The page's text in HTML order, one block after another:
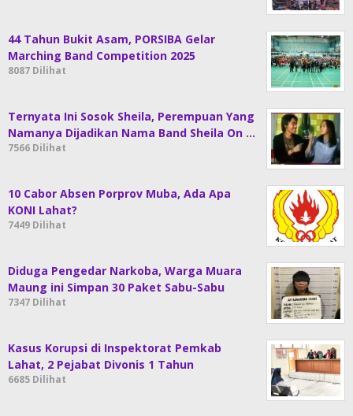
44 Tahun Bukit Asam, PORSIBA Gelar
Marching Band Competition 2025
8087 Dilihat
Ternyata Ini Sosok Sheila, Perempuan Yang
Namanya Dijadikan Nama Band Sheila On …
7566 Dilihat
10 Cabor Absen Porprov Muba, Ada Apa
KONI Lahat?
7449 Dilihat
Diduga Pengedar Narkoba, Warga Muara
Maung ini Simpan 30 Paket Sabu-Sabu
7347 Dilihat
Kasus Korupsi di Inspektorat Pemkab
Lahat, 2 Pejabat Divonis 1 Tahun
6685 Dilihat